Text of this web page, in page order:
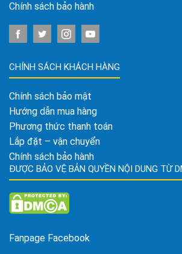
Chính sách bảo hành
CHÍNH SÁCH KHÁCH HÀNG
Chính sách bảo mật
Hướng dẫn mua hàng
Phương thức thanh toán
Lắp đặt – vận chuyển
Chính sách bảo hành
ĐƯỢC BẢO VỆ BẢN QUYỀN NỘI DUNG TỪ
Fanpage Facebook